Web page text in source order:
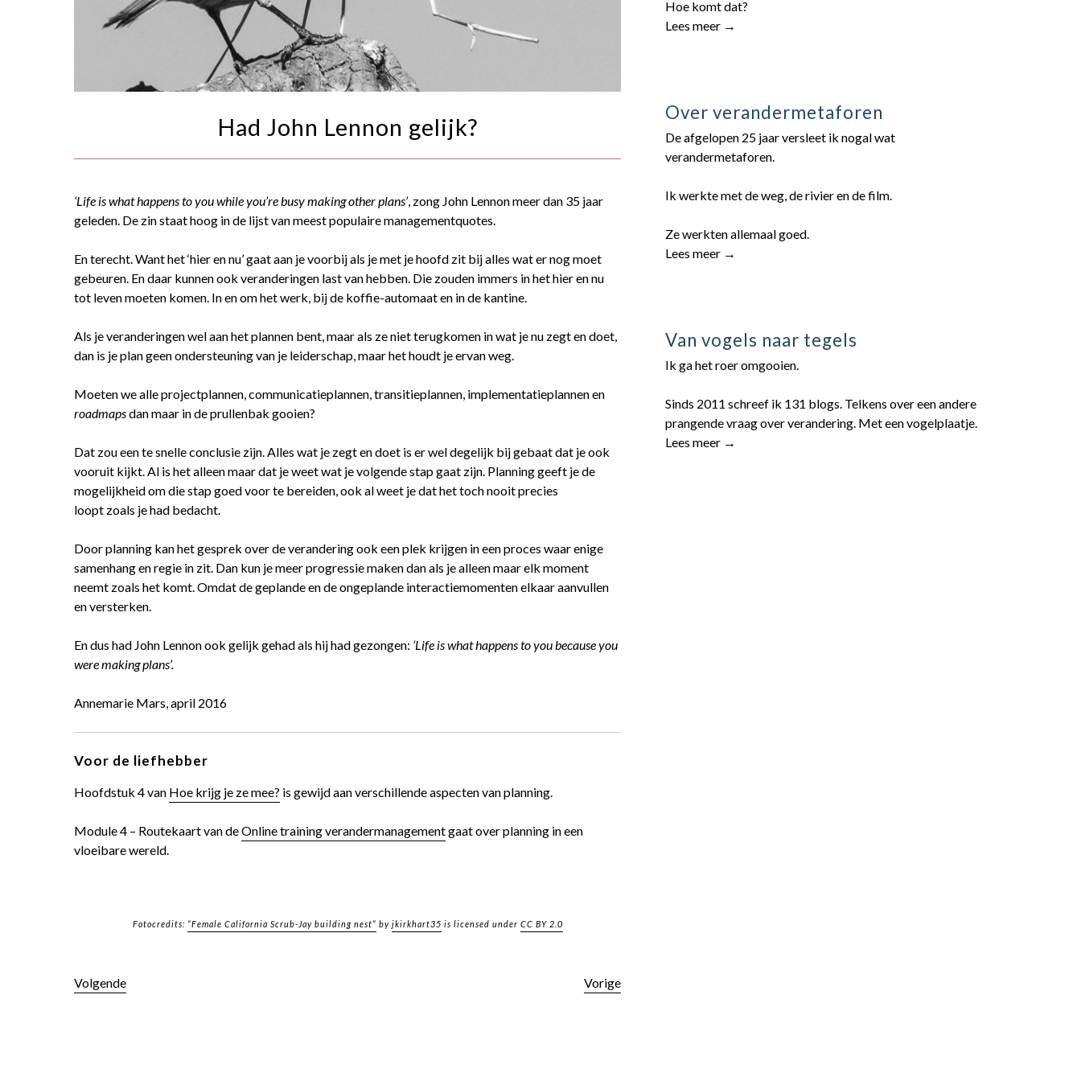
Had John Lennon gelijk?
‘Life is what happens to you while you’re busy making other plans’, zong John Lennon meer dan 35 jaar
geleden. De zin staat hoog in de lijst van meest populaire managementquotes.
En terecht. Want het ‘hier en nu’ gaat aan je voorbij als je met je hoofd zit bij alles wat er nog moet
gebeuren. En daar kunnen ook veranderingen last van hebben. Die zouden immers in het hier en nu
tot leven moeten komen. In en om het werk, bij de koffie-automaat en in de kantine.
Als je veranderingen wel aan het plannen bent, maar als ze niet terugkomen in wat je nu zegt en doet,
dan is je plan geen ondersteuning van je leiderschap, maar het houdt je ervan weg.
Moeten we alle projectplannen, communicatieplannen, transitieplannen, implementatieplannen en
roadmapsdan maar in de prullenbak gooien?
Dat zou een te snelle conclusie zijn. Alles wat je zegt en doet is er wel degelijk bij gebaat dat je ook
vooruit kijkt. Al is het alleen maar dat je weet wat je volgende stap gaat zijn. Planning geeft je de
mogelijkheid om die stap goed voor te bereiden, ook al weet je dat het toch nooit precies
loopt zoals je had bedacht.
Door planning kan het gesprek over de verandering ook een plek krijgen in een proces waar enige
samenhang en regie in zit. Dan kun je meer progressie maken dan als je alleen maar elk moment
neemt zoals het komt. Omdat de geplande en de ongeplande interactiemomenten elkaar aanvullen
en versterken.
En dus had John Lennon ook gelijk gehad als hij had gezongen: ‘Life is what happens to you because you
were making plans’.
Annemarie Mars, april 2016
Voor de liefhebber
Hoofdstuk 4 van Hoe krijg je ze mee? is gewijd aan verschillende aspecten van planning.
Module 4 – Routekaart van deOnline training verandermanagementgaat over planning in een
vloeibare wereld.
Fotocredits: “Female California Scrub-Jay building nest” by jkirkhart35 is licensed under CC BY 2.0
Volgende Vorige
Hoe komt dat?
Lees meer →
Over verandermetaforen
De afgelopen 25 jaar versleet ik nogal wat
verandermetaforen.
Ik werkte met de weg, de rivier en de film.
Ze werkten allemaal goed.
Lees meer →
Van vogels naar tegels
Ik ga het roer omgooien.
Sinds 2011 schreef ik 131 blogs. Telkens over een andere
prangende vraag over verandering. Met een vogelplaatje.
Lees meer →